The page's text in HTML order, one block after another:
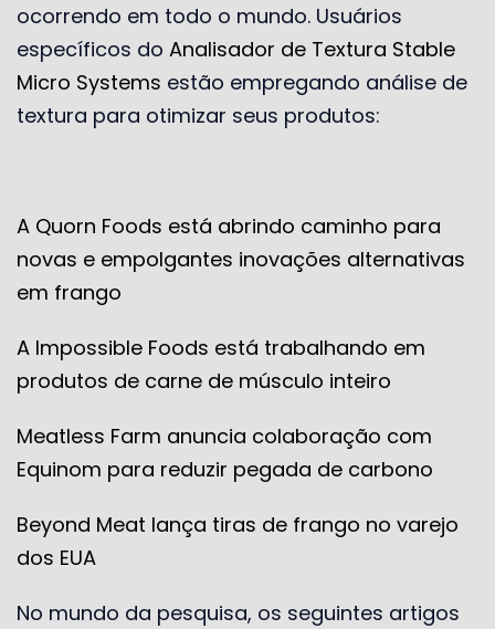
ocorrendo em todo o mundo. Usuários
específicos do Analisador de Textura Stable
Micro Systems estão empregando análise de
textura para otimizar seus produtos:
A Quorn Foods está abrindo caminho para
novas e empolgantes inovações alternativas
em frango
A Impossible Foods está trabalhando em
produtos de carne de músculo inteiro
Meatless Farm anuncia colaboração com
Equinom para reduzir pegada de carbono
Beyond Meat lança tiras de frango no varejo
dos EUA
No mundo da pesquisa, os seguintes artigos